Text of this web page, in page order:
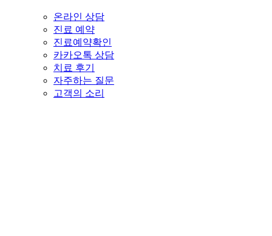
온라인 상담
진료 예약
진료예약확인
카카오톡 상담
치료 후기
자주하는 질문
고객의 소리